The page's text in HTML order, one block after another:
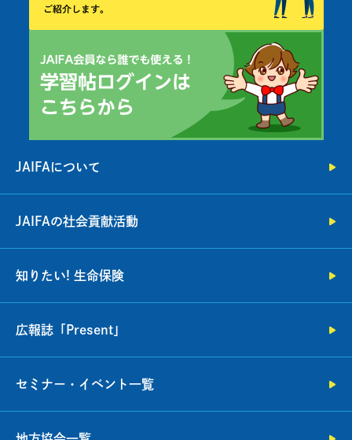
JAIFAについて
JAIFAの社会貢献活動
知りたい! 生命保険
広報誌「Present」
セミナー・イベント一覧